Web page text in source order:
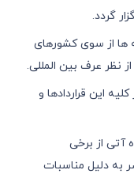
گردد.
ها از سوی کشورهای
نظر عرف بین المللی.
این قراردادها و
آتی از برخی
به دلیل مناسبات